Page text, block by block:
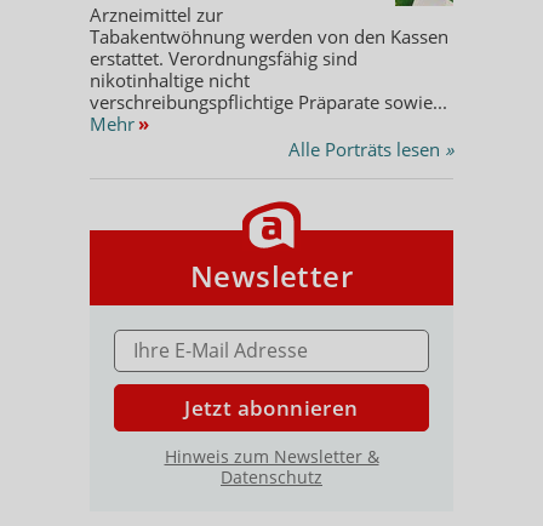
Arzneimittel zur
Tabakentwöhnung werden von den Kassen
erstattet. Verordnungsfähig sind
nikotinhaltige nicht
verschreibungspflichtige Präparate sowie...
Mehr »
Alle Porträts lesen »
Newsletter
E-MAIL ADRESSE
Jetzt abonnieren
Hinweis zum Newsletter &
Datenschutz